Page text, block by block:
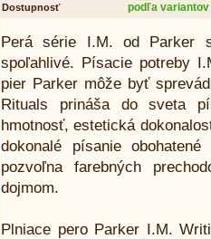
Dostupnosť podľa variantov
Perá série I.M. od Parker
spoľahlivé. Písacie potreby
pier Parker môže byť
Rituals prináša do sveta
hmotnosť, estetická
dokonalé písanie
pozvoľna farebných
dojmom.
Plniace pero Parker I.M.